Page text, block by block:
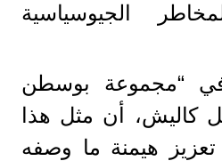
الجيوسياسية
“مجموعة بوسطن
كاليش، أن مثل هذا
تعزيز هيمنة ما وصفه